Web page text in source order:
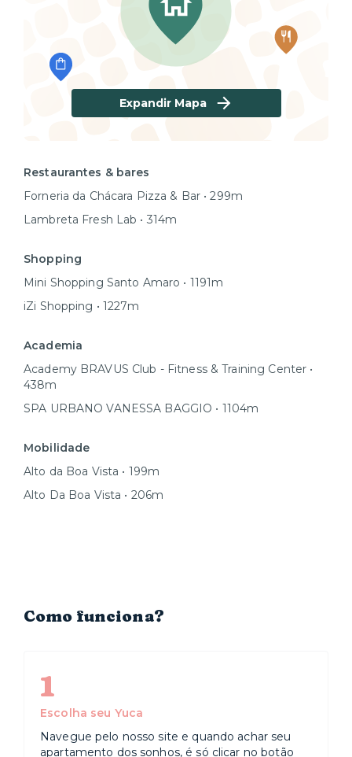
Expandir Mapa
Restaurantes & bares
Forneria da Chácara Pizza & Bar • 299m
Lambreta Fresh Lab • 314m
Shopping
Mini Shopping Santo Amaro • 1191m
iZi Shopping • 1227m
Academia
Academy BRAVUS Club - Fitness & Training Center •
438m
SPA URBANO VANESSA BAGGIO • 1104m
Mobilidade
Alto da Boa Vista • 199m
Alto Da Boa Vista • 206m
Como funciona?
1
Escolha seu Yuca
Navegue pelo nosso site e quando achar seu
apartamento dos sonhos, é só clicar no botão